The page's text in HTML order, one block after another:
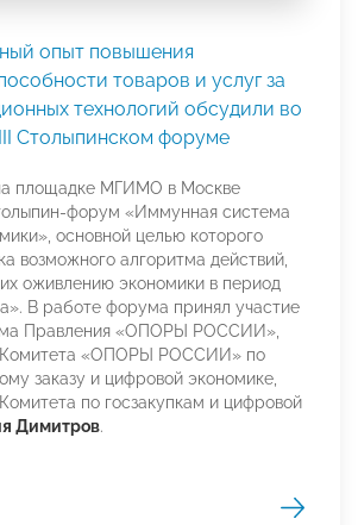
опыт повышения
товаров и услуг за
технологий обсудили во
Столыпинском форуме
площадке МГИМО в Москве
форум «Иммунная система
основной целью которого
возможного алгоритма действий,
оживлению экономики в период
В работе форума принял участие
Правления «ОПОРЫ РОССИИ»,
Комитета «ОПОРЫ РОССИИ» по
заказу и цифровой экономике,
по госзакупкам и цифровой
Димитров.